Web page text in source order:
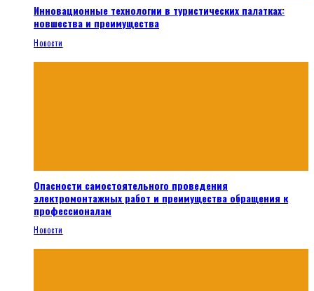
Инновационные технологии в туристических палатках:
новшества и преимущества
Новости
Опасности самостоятельного проведения
электромонтажных работ и преимущества обращения к
профессионалам
Новости